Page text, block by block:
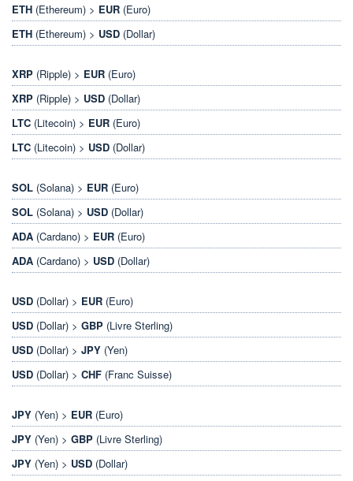
ETH (Ethereum) > EUR (Euro)
ETH (Ethereum) > USD (Dollar)
XRP (Ripple) > EUR (Euro)
XRP (Ripple) > USD (Dollar)
LTC (Litecoin) > EUR (Euro)
LTC (Litecoin) > USD (Dollar)
SOL (Solana) > EUR (Euro)
SOL (Solana) > USD (Dollar)
ADA (Cardano) > EUR (Euro)
ADA (Cardano) > USD (Dollar)
USD (Dollar) > EUR (Euro)
USD (Dollar) > GBP (Livre Sterling)
USD (Dollar) > JPY (Yen)
USD (Dollar) > CHF (Franc Suisse)
JPY (Yen) > EUR (Euro)
JPY (Yen) > GBP (Livre Sterling)
JPY (Yen) > USD (Dollar)